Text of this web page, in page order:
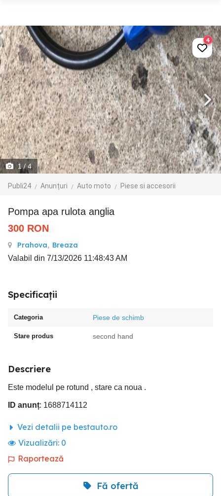
1/ 4
Publi24 Anunțuri Auto moto Piese si accesorii
4
Pompa apa rulota anglia
300 RON
Prahova, Breaza
Valabil din 7/13/2026 11:48:43 AM
Specificații
Categoria Piese de schimb
Stare produs second hand
Descriere
Este modelul pe rotund , stare ca noua .
ID anunț: 1688714112
Vezi detalii pe bestauto.ro
Vizualizări: 0
Raportează
Fă ofertă